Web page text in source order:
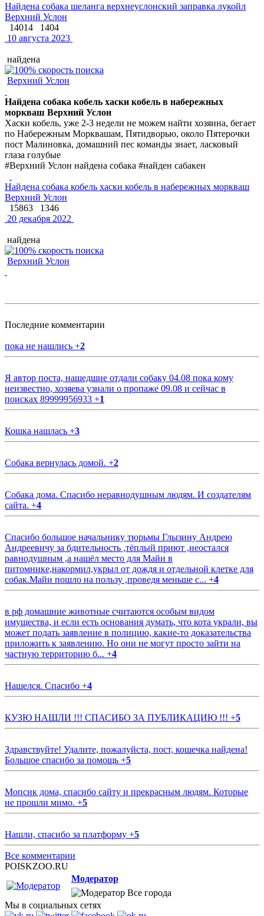
Найдена собака шеланга верхнеуслонский заправка лукойл
Верхний Услон
14014
1404
10 августа 2023
найдена
Верхний Услон
Найдена собака кобель хаски кобель в набережных
моркваш Верхний Услон
Хаски кобель, уже 2-3 недели не можем найти хозяина, бегает
по Набережным Морквашам, Пятидворью, около Пятерочки
пост Малиновка, домашний пес команды знает, ласковый
глаза голубые
#Верхний Услон найдена собака #найден сабакен
Найдена собака кобель хаски кобель в набережных моркваш
Верхний Услон
15863
1346
20 декабря 2022
найдена
Верхний Услон
Последние комментарии
пока не нашлись +2
Я автор поста, нашедшие отдали собаку 04.08 пока кому
неизвестно, хозяева узнали о пропаже 09.08 и сейчас в
поисках 89999956933 +1
Кошка нашлась +3
Собака вернулась домой. +2
Собака дома. Спасибо неравнодушным людям. И создателям
сайта. +4
Спасибо большое начальнику тюрьмы Глызину Андрею
Андреевичу за бдительность ,тёплый приют ,неостался
равнодушным ,а нашёл место для Майи в
питомнике,накормил,укрыл от дождя и отдельной клетке для
собак.Майи пошло на пользу ,проведя меньше с... +4
в рф домашние животные считаются особым видом
имущества, и если есть основания думать, что кота украли, вы
может подать заявление в полицию, какие-то доказательства
приложить к заявлению. Но они не могут просто зайти на
частную территорию б... +4
Нашелся. Спасибо +4
КУЗЮ НАШЛИ !!! СПАСИБО ЗА ПУБЛИКАЦИЮ !!! +5
Здравствуйте! Удалите, пожалуйста, пост, кошечка найдена!
Большое спасибо за помощь +5
Мопсик дома, спасибо сайту и прекрасным людям. Которые
не прошли мимо. +5
Нашли, спасибо за платформу +5
Все комментарии
POISKZOO.RU
Модератор
Все города
Мы в социальных сетях